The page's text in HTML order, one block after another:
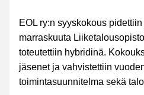
EOL ry:n syyskokous
marraskuuta
toteutettiin hybridinä.
jäsenet ja vahvistettiin
toimintasuunnitelma sekä